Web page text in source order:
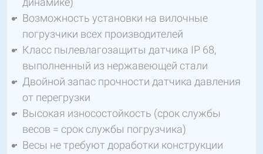
Возможность установки на вилочные
погрузчики всех производителей
Класс пылевлагозащиты датчика IP 68,
выполненный из нержавеющей стали
Двойной запас прочности датчика давления
от перегрузки
Высокая износостойкость (срок службы
весов = срок службы погрузчика)
Весы не требуют доработки конструкции